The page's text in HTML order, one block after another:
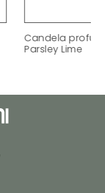
Candela
Parsley Lime